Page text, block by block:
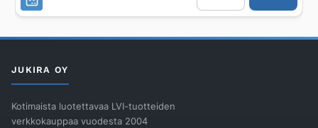
PURMO
JUKIRA OY
Kotimaista luotettavaa LVI-tuotteiden
verkkokauppaa vuodesta 2004